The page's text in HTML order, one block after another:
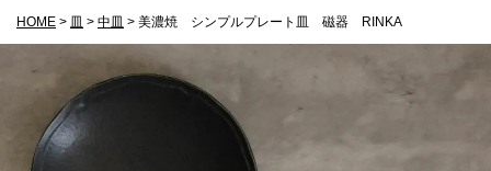
HOME 皿 中皿 美濃焼 シンプルプレート皿 磁器 RINKA